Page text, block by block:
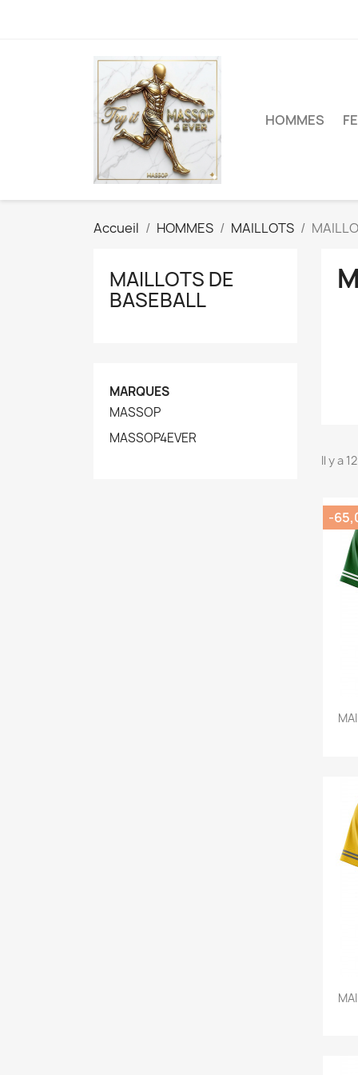
HOMMES
Accueil HOMMES MAILLOTS
MAILLOTS DE
BASEBALL
MARQUES
MASSOP
MASSOP4EVER
Il y a
-